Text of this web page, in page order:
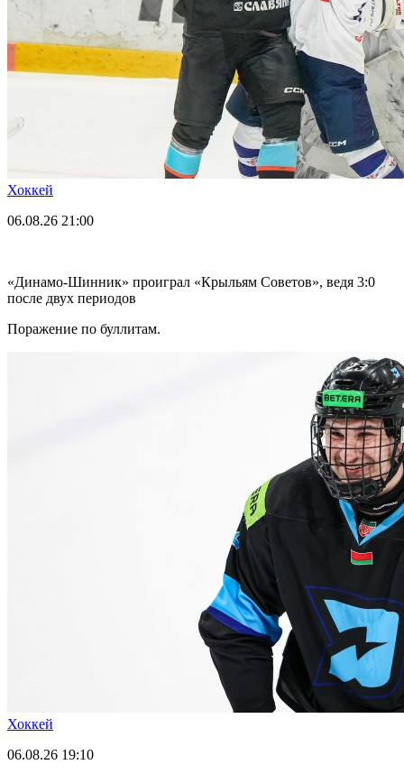
Хоккей
06.08.26 21:00
«Динамо-Шинник» проиграл «Крыльям Советов», ведя 3:0
после двух периодов
Поражение по буллитам.
Хоккей
06.08.26 19:10